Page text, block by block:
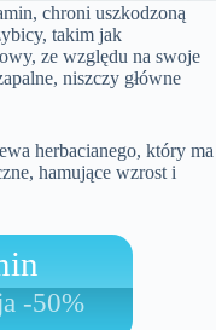
chroni uszkodzoną
takim jak
ze względu na swoje
niszczy główne
herbacianego, który ma
hamujące wzrost i
-50%